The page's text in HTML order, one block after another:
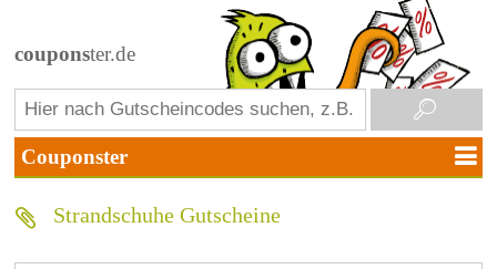
couponster.de
Strandschuhe Gutscheine